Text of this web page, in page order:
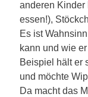
anderen Kinder
essen!),
Es ist
kann und wie
Beispiel hält er
und möchte
Da macht das